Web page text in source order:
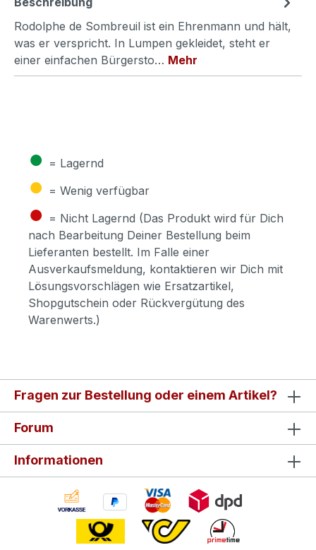
Rodolphe de Sombreuil ist ein Ehrenmann und hält,
was er verspricht. In Lumpen gekleidet, steht er
einer einfachen Bürgersto… Mehr
● = Lagernd
● = Wenig verfügbar
● = Nicht Lagernd (Das Produkt wird für Dich
nach Bearbeitung Deiner Bestellung beim
Lieferanten bestellt. Im Falle einer
Ausverkaufsmeldung, kontaktieren wir Dich mit
Lösungsvorschlägen wie Ersatzartikel,
Shopgutschein oder Rückvergütung des
Warenwerts.)
Fragen zur Bestellung oder einem Artikel?
Forum
Informationen